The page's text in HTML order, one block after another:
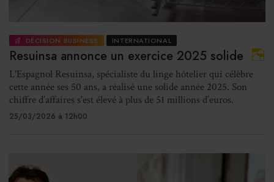
DÉCISION BUSINESS INTERNATIONAL
Resuinsa annonce un exercice 2025 solide
L'Espagnol Resuinsa, spécialiste du linge hôtelier qui célèbre
cette année ses 50 ans, a réalisé une solide année 2025. Son
chiffre d’affaires s'est élevé à plus de 51 millions d’euros.
25/03/2026 à 12h00